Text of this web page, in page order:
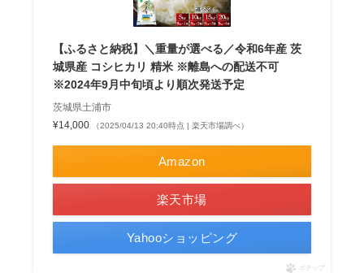
【ふるさと納税】＼重量が選べる／令和6年産 茨
城県産 コシヒカリ 精米 ※離島への配送不可
※2024年9月中旬頃より順次発送予定
茨城県土浦市
¥14,000
（2025/04/13 20:40時点 | 楽天市場調べ）
Amazon
楽天市場
Yahooショッピング
ポチップ